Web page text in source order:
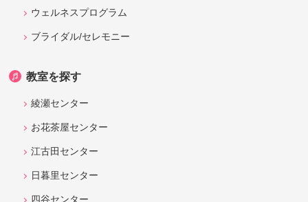
ウェルネスプログラム
ブライダル/セレモニー
教室を探す
綾瀬センター
お花茶屋センター
江古田センター
日暮里センター
四谷センター